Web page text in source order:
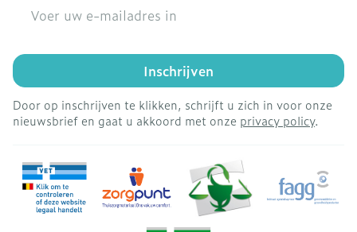
Inschrijven
Door op inschrijven te klikken, schrijft u zich in voor onze
nieuwsbrief en gaat u akkoord met onze privacy policy.